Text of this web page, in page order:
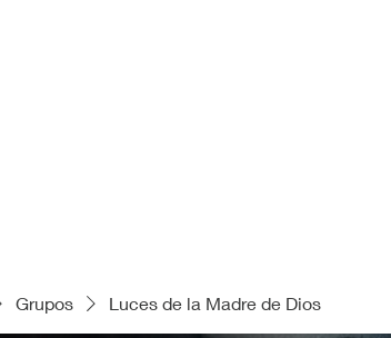
Grupos Luces de la Madre de Dios